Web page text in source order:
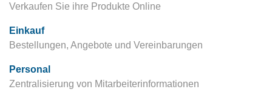
Verkaufen Sie ihre Produkte Online
Einkauf
Bestellungen, Angebote und Vereinbarungen
Personal
Zentralisierung von Mitarbeiterinformationen